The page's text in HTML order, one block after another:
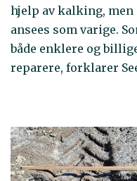
hjelp av kalking,
ansees som varige.
både enklere og
reparere, forklarer